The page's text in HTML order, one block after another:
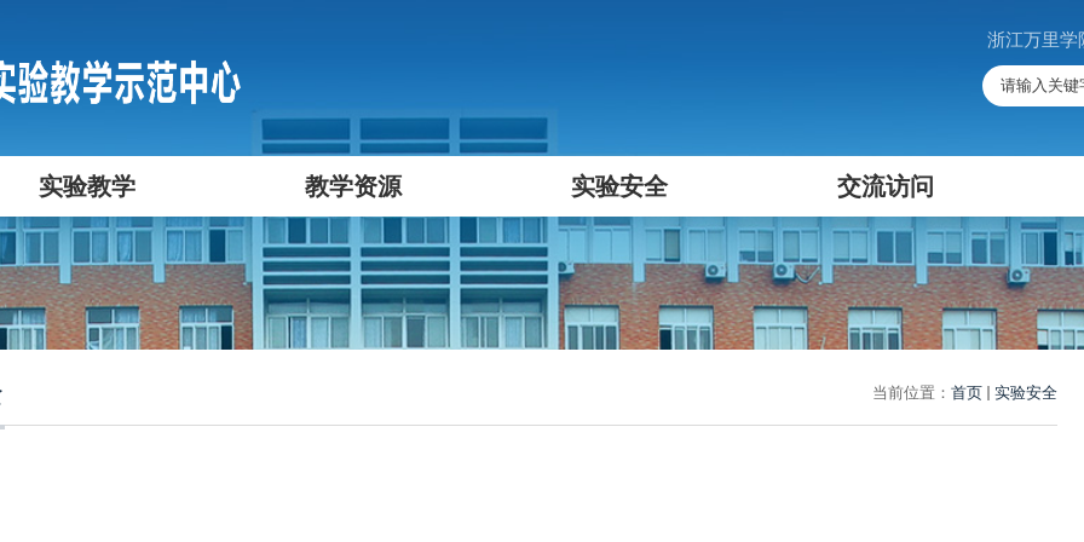
浙江万里学
实验教学 教学资源 实验安全 交流访问
当前位置： 首页 实验安全